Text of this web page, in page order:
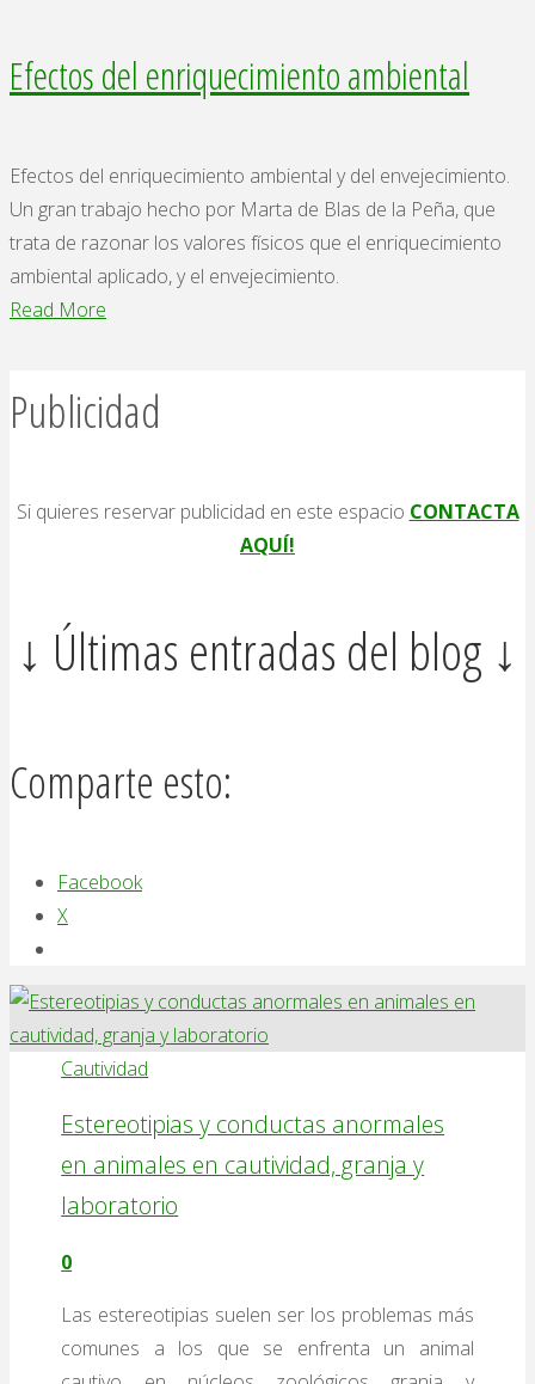
Efectos del enriquecimiento ambiental
Efectos del enriquecimiento ambiental y del envejecimiento.
Un gran trabajo hecho por Marta de Blas de la Peña, que
trata de razonar los valores físicos que el enriquecimiento
ambiental aplicado, y el envejecimiento.
Read More
ambiental"
Publicidad
Si quieres reservar publicidad en este espacio CONTACTA
AQUÍ!
↓ Últimas entradas del blog ↓
Comparte esto:
Facebook
X
Cautividad
Estereotipias y conductas anormales
en animales en cautividad, granja y
laboratorio
0
Las estereotipias suelen ser los problemas más
comunes a los que se enfrenta un animal